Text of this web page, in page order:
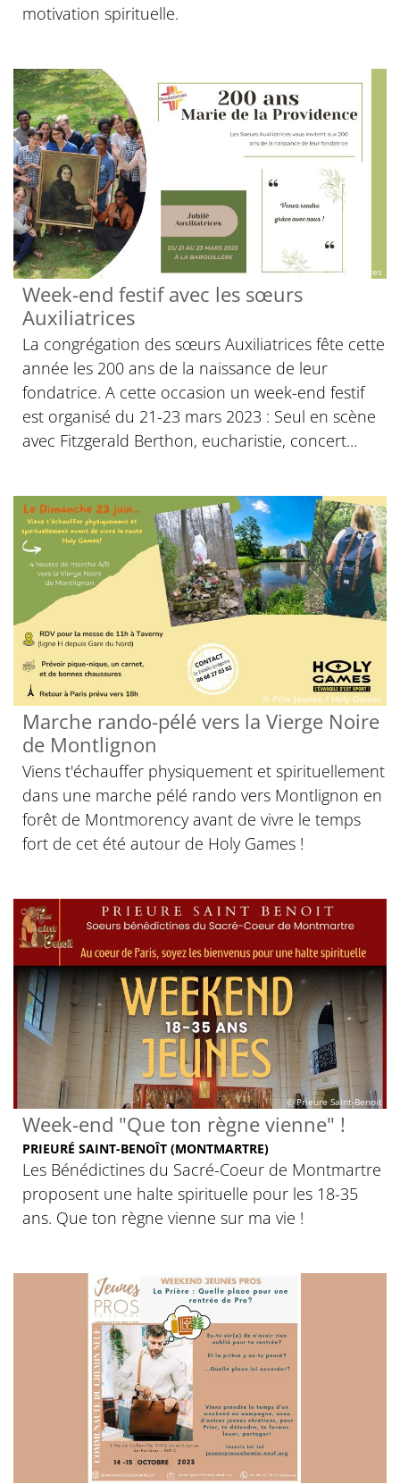
motivation spirituelle.
© Sœurs Auxiliatrices
Week-end festif avec les sœurs
Auxiliatrices
La congrégation des sœurs Auxiliatrices fête cette
année les 200 ans de la naissance de leur
fondatrice. A cette occasion un week-end festif
est organisé du 21-23 mars 2023 : Seul en scène
avec Fitzgerald Berthon, eucharistie, concert...
© Pôle Jeunes / Holy Games
Marche rando-pélé vers la Vierge Noire
de Montlignon
Viens t'échauffer physiquement et spirituellement
dans une marche pélé rando vers Montlignon en
forêt de Montmorency avant de vivre le temps
fort de cet été autour de Holy Games !
© Prieure Saint-Benoit
Week-end "Que ton règne vienne" !
PRIEURÉ SAINT-BENOÎT (MONTMARTRE)
Les Bénédictines du Sacré-Coeur de Montmartre
proposent une halte spirituelle pour les 18-35
ans. Que ton règne vienne sur ma vie !